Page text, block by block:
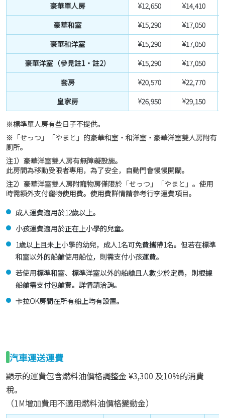
豪華單人房
¥12,650
¥14,410
豪華和室
¥15,290
¥17,050
豪華和洋室
¥15,290
¥17,050
豪華洋室（參見註1・註2）
¥15,290
¥17,050
套房
¥20,570
¥22,770
皇家房
¥26,950 ¥29,150
※標準單人房有些日子不提供。
※「せっつ」「やまと」的豪華和室・和洋室・豪華洋室雙人房附有
廁所。
注1）豪華洋室雙人房有無障礙設施。
此房間為移動受限者專用，為了安全，自動門會慢慢開關。
注2）豪華洋室雙人房附寵物房僅限於「せっつ」「やまと」。使用
時需額外支付寵物使用費。使用費詳情請參考行李運費項目。
成人運費適用於12歲以上。
小孩運費適用於正在上小學的兒童。
1歲以上且未上小學的幼兒，成人1名可免費攜帶1名。但若在標準
和室以外的船艙使用船位，則需支付小孩運費。
若使用標準和室、標準洋室以外的船艙且人數少於定員，則根據
船艙需支付包艙費。詳情請洽詢。
卡拉OK房間在所有船上均有設置。
汽車運送運費
顯示的運費包含燃料油價格調整金 ¥3,300 及10%的消費
稅。
（1M增加費用不適用燃料油價格變動金）